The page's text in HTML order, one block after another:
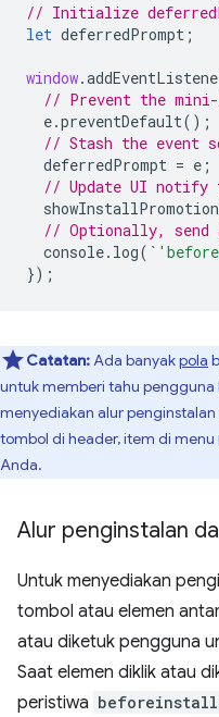
// Initialize
let deferredPrompt ;
window.
// Prevent the mini-
e.preventDefault();
// Stash the event
deferredPrompt = e ;
// Update UI notify
showInstallPromotion
// Optionally, send
console. log(
});
Catatan:Ada banyakpola
untuk memberi tahu
menyediakan alur
tombol di header, item di
Anda.
Alur penginstalan
Untuk menyediakan
tombol atau elemen
atau diketuk pengguna
Saat elemen diklik atau
peristiwa